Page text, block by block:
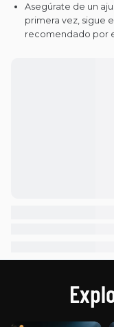
Asegúrate de un
primera vez, sigue
recomendado por